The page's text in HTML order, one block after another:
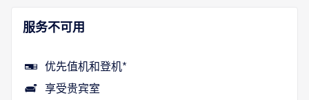
服务不可用
优先值机和登机*
享受贵宾室